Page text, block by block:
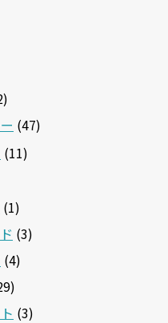
(47)
(11)
(1)
(3)
(4)
(3)